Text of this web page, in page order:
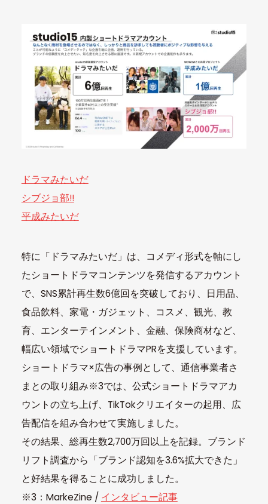
ドラマみたいだ
シブジョ部!!
平成みたいだ
特に「ドラマみたいだ」は、コメディ形式を軸にし
たショートドラマコンテンツを発信するアカウント
で、SNS累計再生数6億回を突破しており、日用品、
食品飲料、家電・ガジェット、コスメ、観光、教
育、エンターテインメント、金融、保険商材など、
幅広い領域でショートドラマPRを支援しています。
ショートドラマ×広告の事例として、通信事業者さ
まとの取り組み※3では、公式ショートドラマアカ
ウントの立ち上げ、TikTokクリエイターの起用、広
告配信を組み合わせて実施しました。
その結果、総再生数2,700万回以上を記録。ブランド
リフト調査から「ブランド認知を3.6%拡大できた」
と好結果を得ることに成功しました。
※3：MarkeZine / インタビュー記事